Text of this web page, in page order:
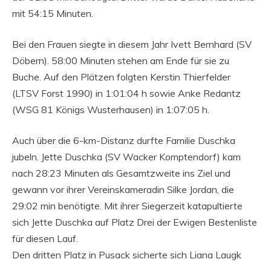
mit 54:15 Minuten.
Bei den Frauen siegte in diesem Jahr Ivett Bernhard (SV
Döbern). 58:00 Minuten stehen am Ende für sie zu
Buche. Auf den Plätzen folgten Kerstin Thierfelder
(LTSV Forst 1990) in 1:01:04 h sowie Anke Redantz
(WSG 81 Königs Wusterhausen) in 1:07:05 h.
Auch über die 6-km-Distanz durfte Familie Duschka
jubeln. Jette Duschka (SV Wacker Komptendorf) kam
nach 28:23 Minuten als Gesamtzweite ins Ziel und
gewann vor ihrer Vereinskameradin Silke Jordan, die
29:02 min benötigte. Mit ihrer Siegerzeit katapultierte
sich Jette Duschka auf Platz Drei der Ewigen Bestenliste
für diesen Lauf.
Den dritten Platz in Pusack sicherte sich Liana Laugk